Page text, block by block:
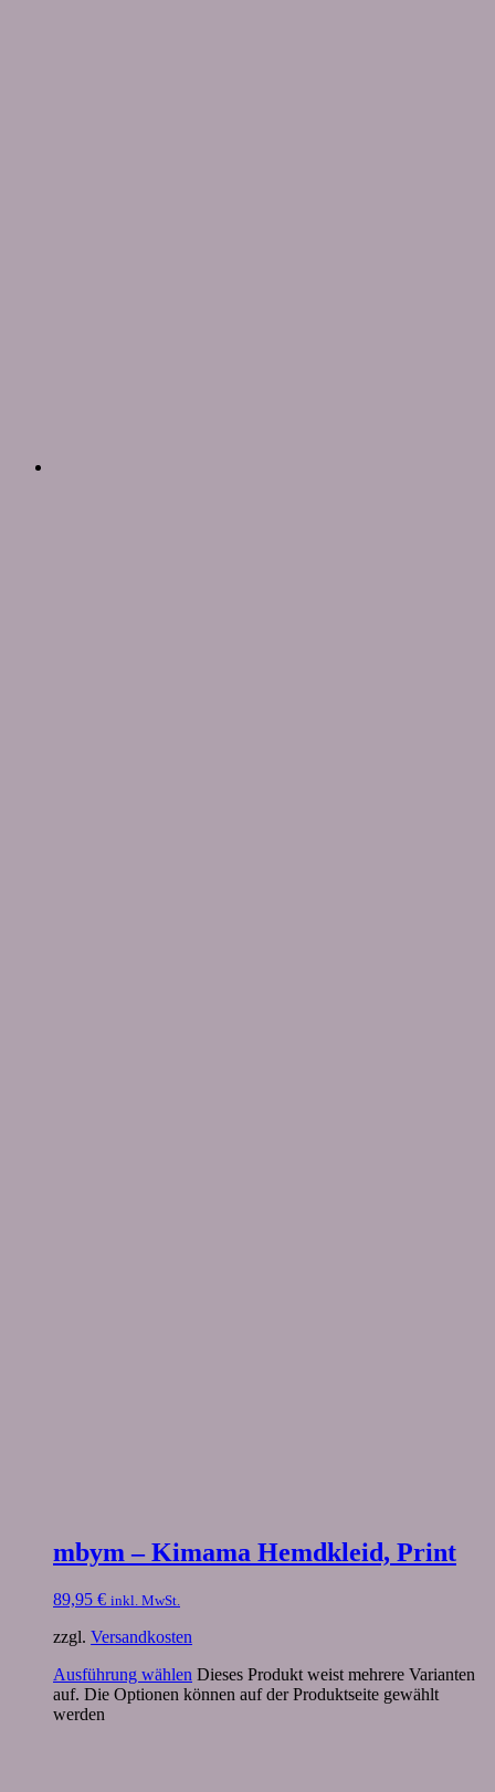
mbym – Kimama Hemdkleid, Print
89,95 € inkl. MwSt.
zzgl. Versandkosten
Ausführung wählen Dieses Produkt weist mehrere Varianten
auf. Die Optionen können auf der Produktseite gewählt
werden